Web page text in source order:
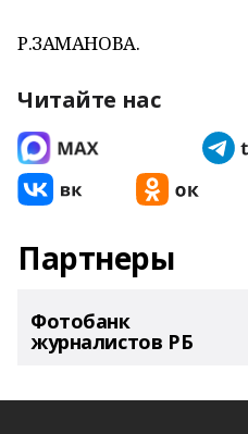
Р.ЗАМАНОВА.
Читайте нас
Партнеры
Фотобанк
журналистов РБ